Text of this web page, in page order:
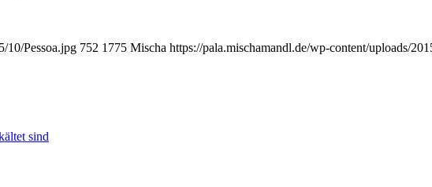
10/Pessoa.jpg 752 1775 Mischa https://pala.mischamandl.de/wp-content/uploads/
sind